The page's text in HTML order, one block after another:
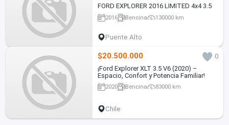
FORD EXPLORER 2016 LIMITED 4x4 3.5
2016 Bencina 130000 km
Puente Alto
$20.500.000
0
¡Ford Explorer XLT 3.5 V6 (2020) –
Espacio, Confort y Potencia Familiar!
2020 Bencina 83000 km
Chile